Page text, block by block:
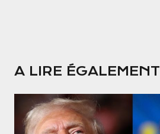
A LIRE ÉGALEMENT